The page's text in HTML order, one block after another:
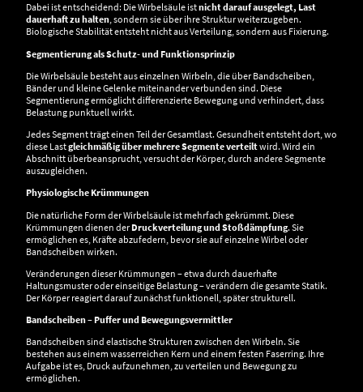
Dabei ist entscheidend: Die Wirbelsäule istnicht darauf ausgelegt, Last
dauerhaft zu halten, sondern sie über ihre Struktur weiterzugeben.
Biologische Stabilität entsteht nicht aus Verteilung, sondern aus Fixierung.
Segmentierung als Schutz- und Funktionsprinzip
Die Wirbelsäule besteht aus einzelnen Wirbeln, die über Bandscheiben,
Bänder und kleine Gelenke miteinander verbunden sind. Diese
Segmentierung ermöglicht differenzierte Bewegung und verhindert, dass
Belastung punktuell wirkt.
Jedes Segment trägt einen Teil der Gesamtlast. Gesundheit entsteht dort, wo
diese Lastgleichmäßig über mehrere Segmente verteiltwird. Wird ein
Abschnitt überbeansprucht, versucht der Körper, durch andere Segmente
auszugleichen.
Physiologische Krümmungen
Die natürliche Form der Wirbelsäule ist mehrfach gekrümmt. Diese
Krümmungen dienen derDruckverteilung und Stoßdämpfung. Sie
ermöglichen es, Kräfte abzufedern, bevor sie auf einzelne Wirbel oder
Bandscheiben wirken.
Veränderungen dieser Krümmungen – etwa durch dauerhafte
Haltungsmuster oder einseitige Belastung – verändern die gesamte Statik.
Der Körper reagiert darauf zunächst funktionell, später strukturell.
Bandscheiben – Puffer und Bewegungsvermittler
Bandscheiben sind elastische Strukturen zwischen den Wirbeln. Sie
bestehen aus einem wasserreichen Kern und einem festen Faserring. Ihre
Aufgabe ist es, Druck aufzunehmen, zu verteilen und Bewegung zu
ermöglichen.